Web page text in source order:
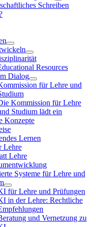
Schreiben
Resources
Dialog
für Lehre und
Kommission für Lehre
Studium lädt ein
Konzepte
Lernen
Lehre
Lehre
Systeme für Lehre und
für Lehre und Prüfungen
in der Lehre: Rechtliche
und Vernetzung zu